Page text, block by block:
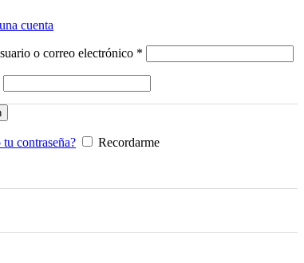
cuenta
o correo electrónico *
contraseña? Recordarme